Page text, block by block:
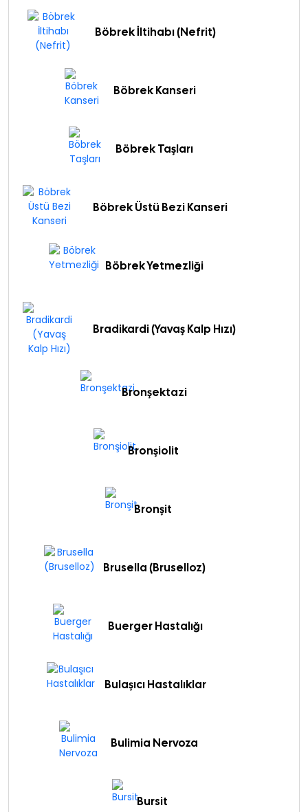
Böbrek İltihabı (Nefrit)
Böbrek Kanseri
Böbrek Taşları
Böbrek Üstü Bezi Kanseri
Böbrek Yetmezliği
Bradikardi (Yavaş Kalp Hızı)
Bronşektazi
Bronşiolit
Bronşit
Brusella (Bruselloz)
Buerger Hastalığı
Bulaşıcı Hastalıklar
Bulimia Nervoza
Bursit